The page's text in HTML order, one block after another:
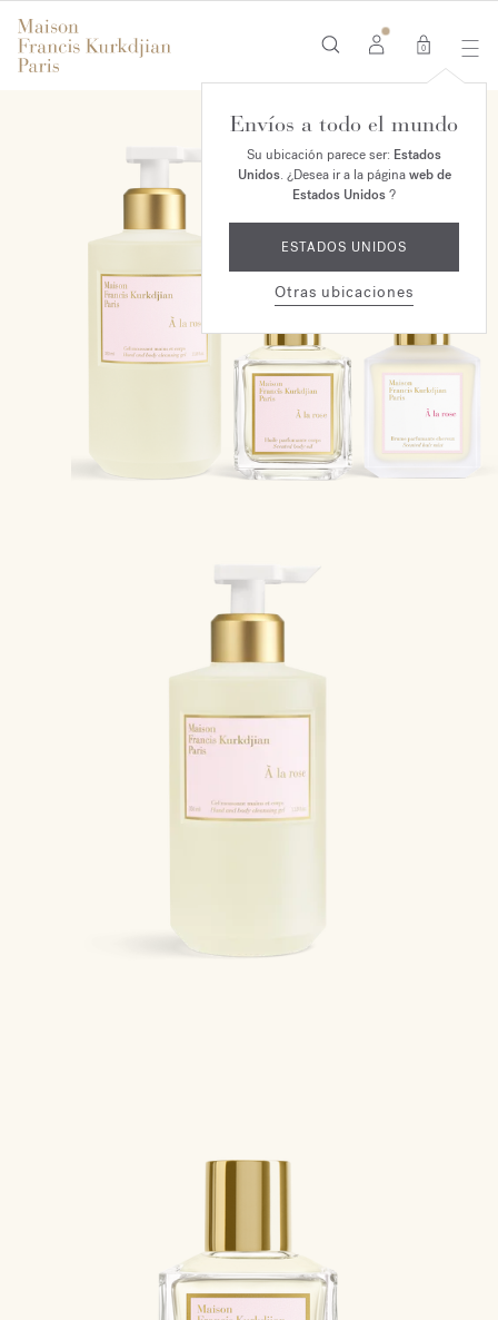
0
Envíos a todo el mundo
Su ubicación parece ser: Estados
Unidos. ¿Desea ir a la páginaweb de
Estados Unidos?
ESTADOS UNIDOS
Otras ubicaciones
EXCLUSIVO EN LÍNEA